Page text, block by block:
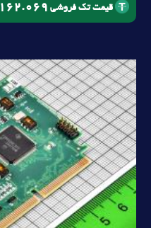
قیمت تک فروشی 162.069